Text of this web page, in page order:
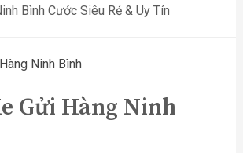
Bình Cước Siêu Rẻ & Uy Tín
Gửi Hàng Ninh